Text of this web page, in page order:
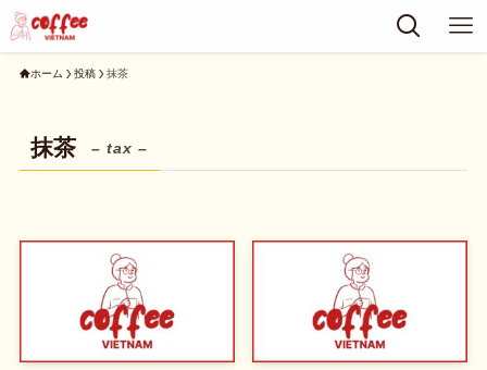
ホーム 投稿 抹茶
抹茶 – tax –